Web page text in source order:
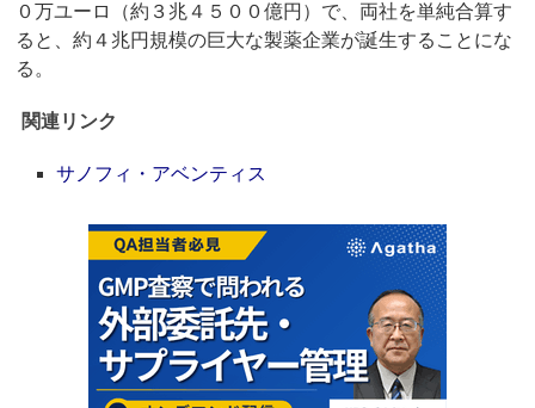
０万ユーロ（約３兆４５００億円）で、両社を単純合算す
ると、約４兆円規模の巨大な製薬企業が誕生することにな
る。
関連リンク
サノフィ・アベンティス